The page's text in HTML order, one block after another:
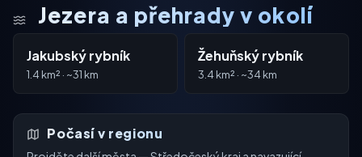
Jezera a přehrady v okolí
Jakubský rybník
1.4 km² · ~31 km
Žehuňský rybník
3.4 km² · ~34 km
Počasí v regionu